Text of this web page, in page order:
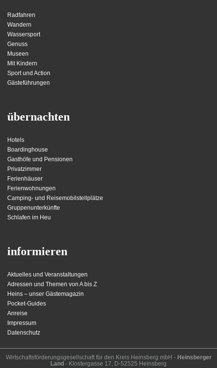
Radfahren
Wandern
Wassersport
Genuss
Museen
Mit Kindern
Sport und Action
Gästeführungen
übernachten
Hotels
Boardinghouse
Gasthöfe und Pensionen
Privatzimmer
Ferienhäuser
Ferienwohnungen
Camping- und Reisemobilstellplätze
Gruppenunterkünfte
Schlafen im Heu
informieren
Aktuelles und Veranstaltungen
Adressen und Themen von A bis Z
Heins – unser Gästemagazin
Pocket-Guides
Anreise
Impressum
Datenschutz
Wirt­schafts­för­der­ungs­ge­sell­schaft für den Kreis Heins­berg mbH - Heinsberger
Land - Kloster­gasse 17, D-52525 Heinsberg